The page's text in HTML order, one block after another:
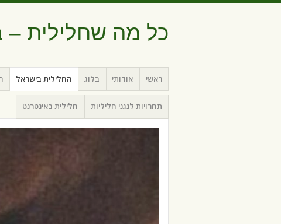
כל מה שחלילית –
תפריט
דילוג לתוכן
ראשי אודותי בלוג החלילית בישראל
תחרויות לנגני חליליות חלילית באינטרנט